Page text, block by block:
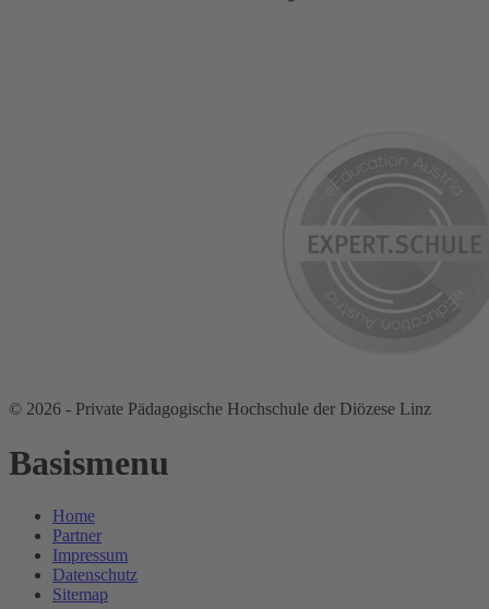
© 2026 - Private Pädagogische Hochschule der Diözese Linz
Basismenu
Home
Partner
Impressum
Datenschutz
Sitemap